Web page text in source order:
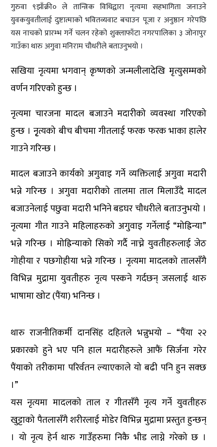
गुरुवा ९झाँक्री० ले तान्त्रिक विधिद्वारा नृत्यमा सहभागिता जनाउने
युवकयुवतीलाई दुष्टात्माको भवितव्यवाट बचाउन पूजा र अनुष्ठान गरेपछि
यस नाचको प्रारम्भ गर्ने चलन रहेको शुक्लाफाँटा नगरपालिका ३ जोनापुर
गाउँका थारु अगुवा मनिराम चौधरीले बताउनुभयो ।
सखिया नृत्यमा भगवान् कृष्णको जन्मलीलादेखि मृत्युसम्मको
वर्णन गरिएको हुन्छ ।
नृत्यमा चारजना मादल बजाउने मदारीको व्यवस्था गरिएको
हुन्छ । नृृृत्यको बीच बीचमा गीतलाई फरक फरक भाका हालेर
गाउने गरिन्छ ।
मादल बजाउने कार्यको अगुवाइ गर्ने व्यक्तिलाई अगुवा मदारी
भन्ने गरिन्छ । अगुवा मदारीको तालमा ताल मिलाउँदै मादल
बजाउनेलाई पछुवा मदारी भनिने बडघर चौधरीले बताउनुभयो ।
नृत्यमा गीत गाउने महिलाहरुको अगुवाइ गर्नेलाई “मोह्रिन्या”
भन्ने गरिन्छ । मोह्रिन्याको सिको गर्दै नाच्ने युवतीहरुलाई जेठ
गोहीया र पछगोहीया भन्ने गरिन्छ । नृत्यमा मादलको तालसँगै
विभिन्न मुद्रामा युवतीहरु नृत्य पस्कने गर्दछन् जसलाई थारु
भाषामा खोट (पैंया) भनिन्छ ।
थारु राजनीतिकर्मी दानसिंह दहितले भन्नुभयो – “पैंया २२
प्रकारको हुने भए पनि हाल मदारीहरुले आफैं सिर्जना गरेर
पैंयाको तरीकामा परिर्वतन ल्याएकाले यो बढी पनि हुन सक्छ
।”
यस नृत्यमा मादलको ताल र गीतसँगै नृत्य गर्ने युवतीहरु
खुट्टाको पैतलासँगै शरीरलाई मोडेर विभिन्न मुद्रामा प्रस्तुत हुन्छन्
। यो नृत्य हेर्न थारु गाउँहरुमा निकै भीड लाग्ने गरेको छ ।